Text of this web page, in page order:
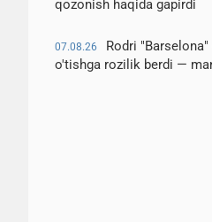
qozonish haqida gapirdi
07.08.26
Rodri "Barselona"
o'tishga rozilik berdi —